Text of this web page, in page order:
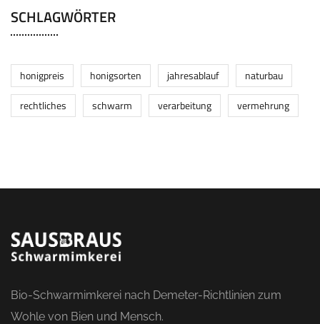
SCHLAGWÖRTER
honigpreis honigsorten jahresablauf
naturbau
rechtliches
schwarm verarbeitung vermehrung
Bio-Schwarmimkerei nach Demeter-Richtlinien zum
Wohle von Bien und Mensch.